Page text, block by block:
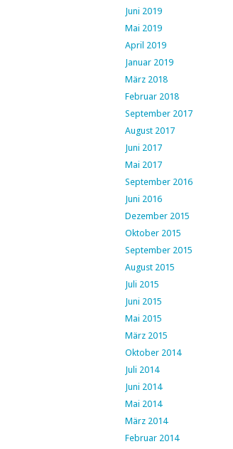
Juni 2019
Mai 2019
April 2019
Januar 2019
März 2018
Februar 2018
September 2017
August 2017
Juni 2017
Mai 2017
September 2016
Juni 2016
Dezember 2015
Oktober 2015
September 2015
August 2015
Juli 2015
Juni 2015
Mai 2015
März 2015
Oktober 2014
Juli 2014
Juni 2014
Mai 2014
März 2014
Februar 2014